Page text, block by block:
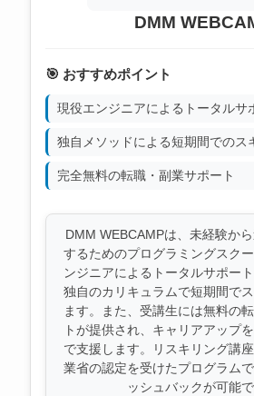
DMM
🎯 おすすめポイント
現役エンジニアによるトータルサ
独自メソッドによる短期間でのス
完全無料の転職・副業サポート
DMM WEBCAMPは、未経験か
するためのプログラミングスク
ンジニアによるトータルサポート
独自のカリキュラムで短期間で
ます。また、受講生には無料の
トが提供され、キャリアアップ
で支援します。リスキリング講
業省の認定を受けたプログラム
ッシュバックが可能で